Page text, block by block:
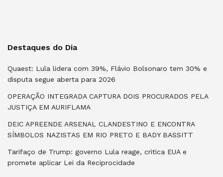
Destaques do Dia
Quaest: Lula lidera com 39%, Flávio Bolsonaro tem 30% e
disputa segue aberta para 2026
OPERAÇÃO INTEGRADA CAPTURA DOIS PROCURADOS PELA
JUSTIÇA EM AURIFLAMA
DEIC APREENDE ARSENAL CLANDESTINO E ENCONTRA
SÍMBOLOS NAZISTAS EM RIO PRETO E BADY BASSITT
Tarifaço de Trump: governo Lula reage, critica EUA e
promete aplicar Lei da Reciprocidade